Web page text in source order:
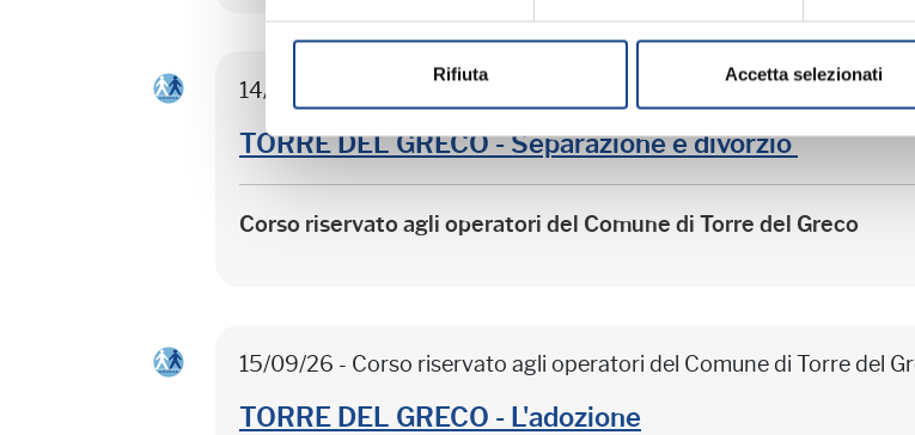
Rifiuta Accetta selezionati
14/09/26 - Corso riservato agli operatori del Comune di Torre del
TORRE DEL GRECO - Separazione e divorzio
Corso riservato agli operatori del Comune di Torre del Greco
15/09/26 - Corso riservato agli operatori del Comune di Torre del
TORRE DEL GRECO - L'adozione